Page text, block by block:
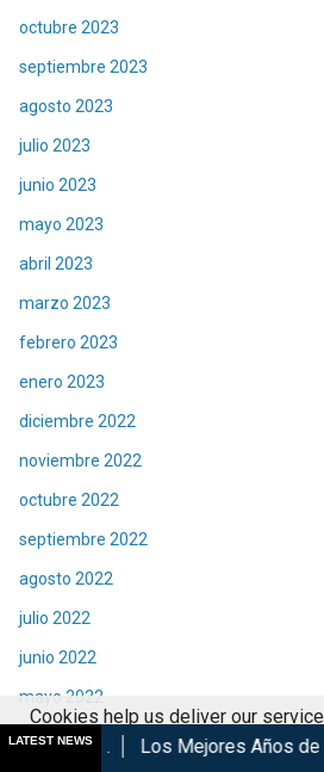
octubre 2023
septiembre 2023
agosto 2023
julio 2023
junio 2023
mayo 2023
abril 2023
marzo 2023
febrero 2023
enero 2023
diciembre 2022
noviembre 2022
octubre 2022
septiembre 2022
agosto 2022
julio 2022
junio 2022
mayo 2022
abril 2022
LATEST NEWS
Mejores Años de Nuestra Vida de
Cookies help us deliver our
services, you agree to our use of